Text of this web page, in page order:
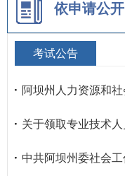
依申请公开
考试公告